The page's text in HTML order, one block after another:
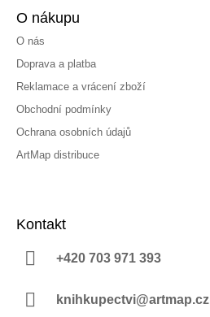
O nákupu
O nás
Doprava a platba
Reklamace a vrácení zboží
Obchodní podmínky
Ochrana osobních údajů
ArtMap distribuce
Kontakt
+420 703 971 393
knihkupectvi@artmap.cz